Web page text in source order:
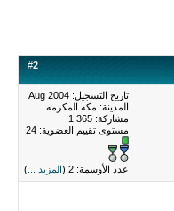
#2
تاريخ التسجيل: Aug 2004
المدينة: مكه المكرمه
مشاركة: 1,365
مستوى تقييم العضوية: 24
عدد الأوسمة: 2 ( المزيد ... )